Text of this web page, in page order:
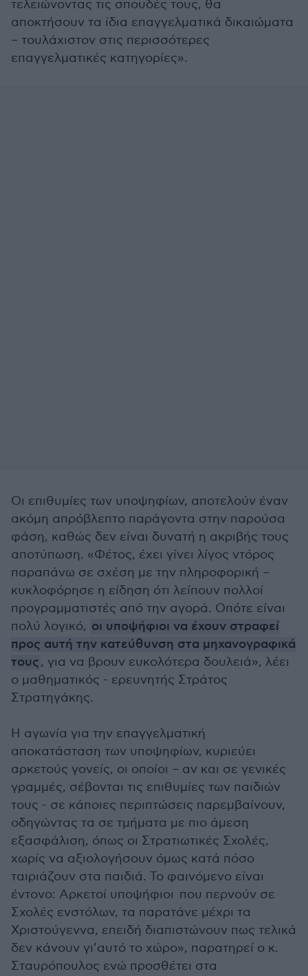
τελειώνοντας τις σπουδές τους, θα
αποκτήσουν τα ίδια επαγγελματικά δικαιώματα
– τουλάχιστον στις περισσότερες
επαγγελματικές κατηγορίες».
Οι επιθυμίες των υποψηφίων, αποτελούν έναν
ακόμη απρόβλεπτο παράγοντα στην παρούσα
φάση, καθώς δεν είναι δυνατή η ακριβής τους
αποτύπωση. «Φέτος, έχει γίνει λίγος ντόρος
παραπάνω σε σχέση με την πληροφορική –
κυκλοφόρησε η είδηση ότι λείπουν πολλοί
προγραμματιστές από την αγορά. Οπότε είναι
πολύ λογικό, οι υποψήφιοι να έχουν στραφεί
προς αυτή την κατεύθυνση στα μηχανογραφικά
τους, για να βρουν ευκολότερα δουλειά», λέει
ο μαθηματικός - ερευνητής Στράτος
Στρατηγάκης.
Η αγωνία για την επαγγελματική
αποκατάσταση των υποψηφίων, κυριεύει
αρκετούς γονείς, οι οποίοι – αν και σε γενικές
γραμμές, σέβονται τις επιθυμίες των παιδιών
τους - σε κάποιες περιπτώσεις παρεμβαίνουν,
οδηγώντας τα σε τμήματα με πιο άμεση
εξασφάλιση, όπως οι Στρατιωτικές Σχολές,
χωρίς να αξιολογήσουν όμως κατά πόσο
ταιριάζουν στα παιδιά. Το φαινόμενο είναι
έντονο: Αρκετοί υποψήφιοι που περνούν σε
Σχολές ενστόλων, τα παρατάνε μέχρι τα
Χριστούγεννα, επειδή διαπιστώνουν πως τελικά
δεν κάνουν γι’αυτό το χώρο», παρατηρεί ο κ.
Σταυρόπουλος ενώ προσθέτει στα